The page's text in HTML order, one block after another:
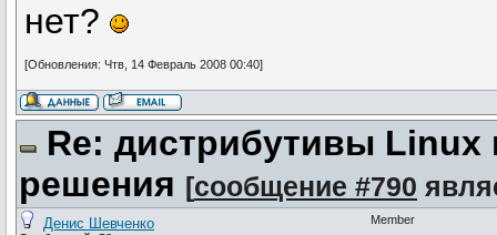
нет?
[Обновления: Чтв, 14 Февраль 2008 00:40]
Re: дистрибутивы Linux
решения [сообщение #790
Денис Шевченко Member